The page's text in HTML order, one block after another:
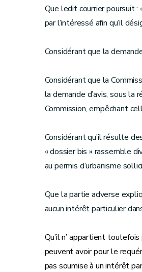
Que ledit courrier poursuit
par l’intéressé afin qu’il
Considérant que la
Considérant que la
la demande d’avis, sous la
Commission, empêchant
Considérant qu’il résulte
« dossier bis » rassemble
au permis d’urbanisme
Que la partie adverse
aucun intérêt particulier
Qu’il n’ appartient
peuvent avoir pour le
pas soumise à un intérêt